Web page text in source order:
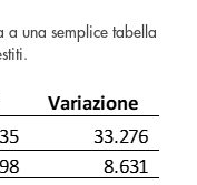
una semplice tabella